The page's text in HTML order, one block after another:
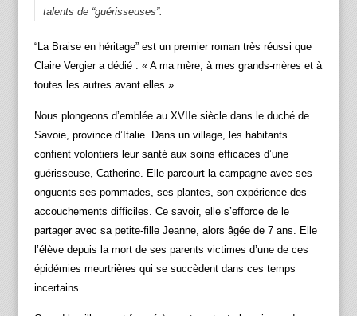
talents de “guérisseuses”.
“La Braise en héritage” est un premier roman très réussi que
Claire Vergier a dédié : « A ma mère, à mes grands-mères et à
toutes les autres avant elles ».
Nous plongeons d’emblée au XVIIe siècle dans le duché de
Savoie, province d’Italie. Dans un village, les habitants
confient volontiers leur santé aux soins efficaces d’une
guérisseuse, Catherine. Elle parcourt la campagne avec ses
onguents ses pommades, ses plantes, son expérience des
accouchements difficiles. Ce savoir, elle s’efforce de le
partager avec sa petite-fille Jeanne, alors âgée de 7 ans. Elle
l’élève depuis la mort de ses parents victimes d’une de ces
épidémies meurtrières qui se succèdent dans ces temps
incertains.